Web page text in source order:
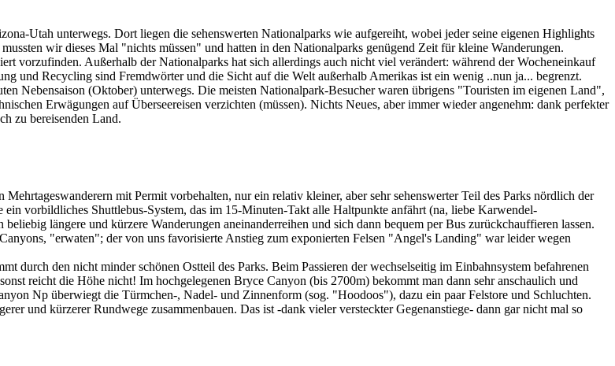
Utah unterwegs. Dort liegen die sehenswerten Nationalparks wie aufgereiht, wobei jeder seine eigenen Highlights
wir dieses Mal "nichts müssen" und hatten in den Nationalparks genügend Zeit für kleine Wanderungen.
vorzufinden. Außerhalb der Nationalparks hat sich allerdings auch nicht viel verändert: während der Wocheneinkauf
und Recycling sind Fremdwörter und die Sicht auf die Welt außerhalb Amerikas ist ein wenig ..nun ja... begrenzt.
Nebensaison (Oktober) unterwegs. Die meisten Nationalpark-Besucher waren übrigens "Touristen im eigenen Land",
Erwägungen auf Überseereisen verzichten (müssen). Nichts Neues, aber immer wieder angenehm: dank perfekter
zu bereisenden Land.
mit Permit vorbehalten, nur ein relativ kleiner, aber sehr sehenswerter Teil des Parks nördlich der
vorbildliches Shuttlebus-System, das im 15-Minuten-Takt alle Haltpunkte anfährt (na, liebe Karwendel-
längere und kürzere Wanderungen aneinanderreihen und sich dann bequem per Bus zurückchauffieren lassen.
"erwaten"; der von uns favorisierte Anstieg zum exponierten Felsen "Angel's Landing" war leider wegen
durch den nicht minder schönen Ostteil des Parks. Beim Passieren der wechselseitig im Einbahnsystem befahrenen
reicht die Höhe nicht! Im hochgelegenen Bryce Canyon (bis 2700m) bekommt man dann sehr anschaulich und
Np überwiegt die Türmchen-, Nadel- und Zinnenform (sog. "Hoodoos"), dazu ein paar Felstore und Schluchten.
und kürzerer Rundwege zusammenbauen. Das ist -dank vieler versteckter Gegenanstiege- dann gar nicht mal so